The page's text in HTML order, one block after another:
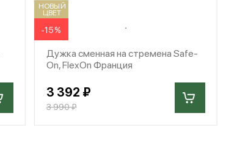
НОВЫЙ
ЦВЕТ
-15%
Дужка сменная на стремена Safe-
On, FlexOn Франция
3 392 ₽
3 990 ₽